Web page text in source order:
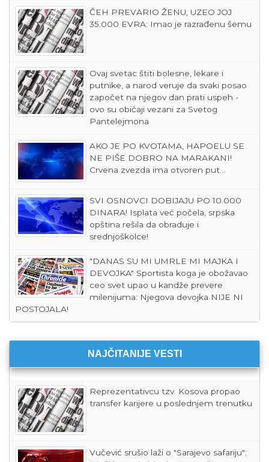
ČEH PREVARIO ŽENU, UZEO JOJ
35.000 EVRA: Imao je razrađenu šemu
Ovaj svetac štiti bolesne, lekare i
putnike, a narod veruje da svaki posao
započet na njegov dan prati uspeh -
ovo su običaji vezani za Svetog
Pantelejmona
AKO JE PO KVOTAMA, HAPOELU SE
NE PIŠE DOBRO NA MARAKANI!
Crvena zvezda ima otvoren put...
SVI OSNOVCI DOBIJAJU PO 10.000
DINARA! Isplata već počela, srpska
opština rešila da obraduje i
srednjoškolce!
"DANAS SU MI UMRLE MI MAJKA I
DEVOJKA" Sportista koga je obožavao
ceo svet upao u kandže prevere
milenijuma: Njegova devojka NIJE NI
POSTOJALA!
NAJČITANIJE VESTI
Reprezentativcu tzv. Kosova propao
transfer karijere u poslednjem trenutku
Vučević srušio laži o "Sarajevo safariju";